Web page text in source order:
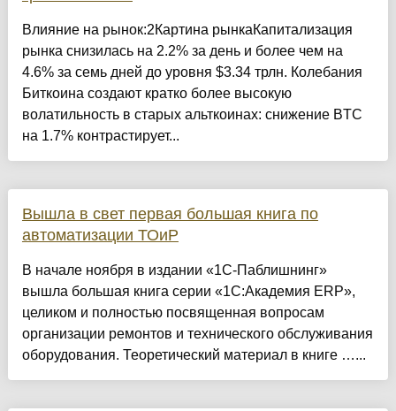
Влияние на рынок:2Картина рынкаКапитализация
рынка снизилась на 2.2% за день и более чем на
4.6% за семь дней до уровня $3.34 трлн. Колебания
Биткоина создают кратко более высокую
волатильность в старых альткоинах: снижение BTC
на 1.7% контрастирует...
Вышла в свет первая большая книга по
автоматизации ТОиР
В начале ноября в издании «1С-Паблишнинг»
вышла большая книга серии «1С:Академия ERP»,
целиком и полностью посвященная вопросам
организации ремонтов и технического обслуживания
оборудования. Теоретический материал в книге …...